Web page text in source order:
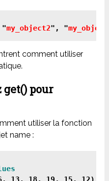
"my_object2", "
comment utiliser
get() pour
utiliser la fonction
name :